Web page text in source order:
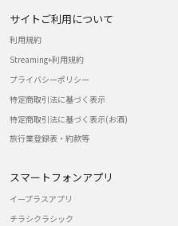
サイトご利用について
利用規約
Streaming+利用規約
プライバシーポリシー
特定商取引法に基づく表示
特定商取引法に基づく表示(お酒)
旅行業登録表・約款等
スマートフォンアプリ
イープラスアプリ
チラシクラシック